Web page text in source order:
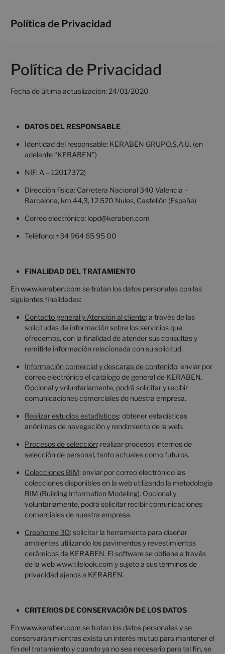
Política de Privacidad
Política de Privacidad
Fecha de última actualización: 24/01/2020
DATOS DEL RESPONSABLE
Identidad del responsable: KERABEN GRUPO,S.A.U. (en
adelante “KERABEN”)
NIF: A – 12017372)
Dirección física: Carretera Nacional 340 Valencia –
Barcelona, km.44,3, 12.520 Nules, Castellón (España)
Correo electrónico: lopd@keraben.com
Teléfono: +34 964 65 95 00
FINALIDAD DEL TRATAMIENTO
En www.keraben.com se tratan los datos personales con las
siguientes finalidades:
Contacto general y Atención al cliente: a través de las
solicitudes de información sobre los servicios que
ofrecemos, con la finalidad de atender sus consultas y
remitirle información relacionada con su solicitud.
Información comercial y descarga de contenido: enviar por
correo electrónico el catálogo de general de KERABEN.
Opcional y voluntariamente, podrá solicitar y recibir
comunicaciones comerciales de nuestra empresa.
Realizar estudios estadísticos: obtener estadísticas
anónimas de navegación y rendimiento de la web.
Procesos de selección: realizar procesos internos de
selección de personal, tanto actuales como futuros.
Colecciones BIM: enviar por correo electrónico las
colecciones disponibles en la web utilizando la metodología
BIM (Building Information Modeling). Opcional y
voluntariamente, podrá solicitar recibir comunicaciones
comerciales de nuestra empresa.
Creahome 3D: solicitar la herramienta para diseñar
ambientes utilizando los pavimentos y revestimientos
cerámicos de KERABEN. El software se obtiene a través
de la web www.tilelook.com y sujeto a sustérminos de
privacidadajenos a KERABEN.
CRITERIOS DE CONSERVACIÓN DE LOS DATOS
En www.keraben.com se tratan los datos personales y se
conservarán mientras exista un interés mutuo para mantener el
fin del tratamiento y cuando ya no sea necesario para tal fin, se